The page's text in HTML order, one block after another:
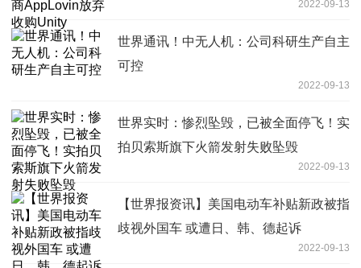
2022-09-13
世界通讯！中无人机：公司科研生产自主
可控
2022-09-13
世界实时：惨烈坠毁，已被全面停飞！实
拍贝索斯旗下火箭发射失败坠毁
2022-09-13
【世界报资讯】美国电动车补贴新政被指
歧视外国车 或遭日、韩、德起诉
2022-09-13